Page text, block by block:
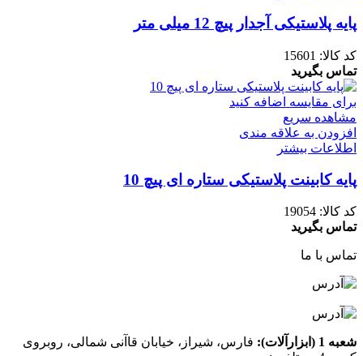
پایه پلاستیکی آجدار پیچ 12 میلی متر
کد کالا: 15601
تماس بگیرید
برای مقایسه اضافه کنید
مشاهده سریع
افزودن به علاقه مندی
اطلاعات بیشتر
پایه کابینت پلاستیکی ستاره ای پیچ 10
کد کالا: 19054
تماس بگیرید
تماس با ما
شعبه 1 (ابزارآلات):
فارس، شیراز، خیابان قاآنی شمالی، روبروی